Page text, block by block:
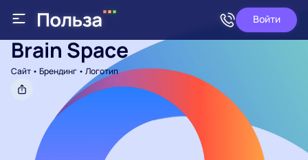
Войти
Войти
Brain Space
Сайт • Брендинг • Логотип